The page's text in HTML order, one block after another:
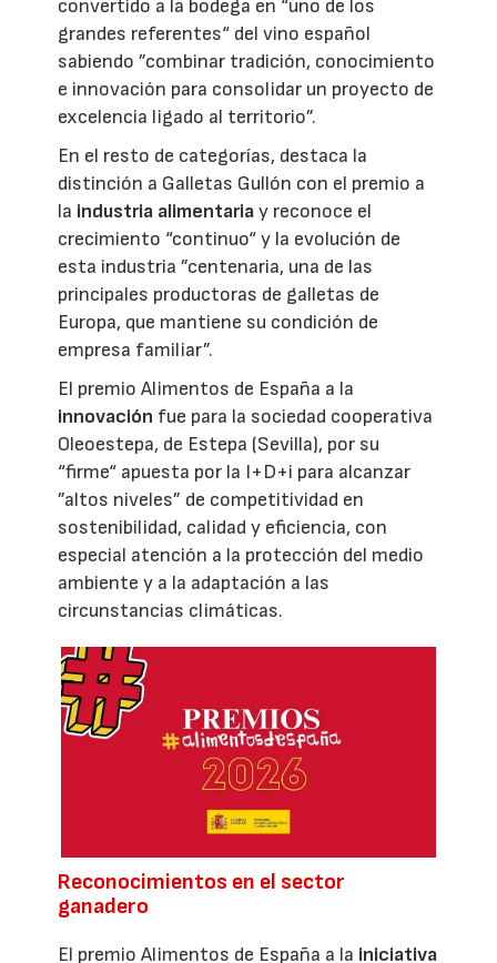
convertido a la bodega en “uno de los
grandes referentes“ del vino español
sabiendo ”combinar tradición, conocimiento
e innovación para consolidar un proyecto de
excelencia ligado al territorio”.
En el resto de categorías, destaca la
distinción a Galletas Gullón con el premio a
la industria alimentariay reconoce el
crecimiento “continuo“ y la evolución de
esta industria ”centenaria, una de las
principales productoras de galletas de
Europa, que mantiene su condición de
empresa familiar”.
El premio Alimentos de España a la
innovación fue para la sociedad cooperativa
Oleoestepa, de Estepa (Sevilla), por su
“firme“ apuesta por la I+D+i para alcanzar
”altos niveles” de competitividad en
sostenibilidad, calidad y eficiencia, con
especial atención a la protección del medio
ambiente y a la adaptación a las
circunstancias climáticas.
Reconocimientos en el sector
ganadero
El premio Alimentos de España a la iniciativa